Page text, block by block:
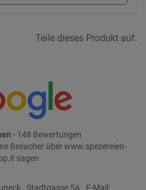
Teile dieses Produkt auf:
- 148 Bewertungen
Besucher über www.spezereien-
sagen
. Stadtgasse 5A . E-Mail: